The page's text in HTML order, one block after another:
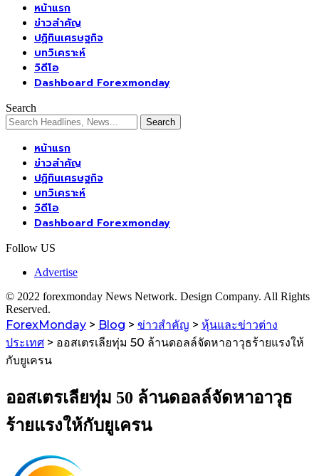
หน้าแรก
ข่าวสำคัญ
ปฏิทินเศรษฐกิจ
บทวิเคราะห์
วิดีโอ
Dashboard Forexmonday
Search
หน้าแรก
ข่าวสำคัญ
ปฏิทินเศรษฐกิจ
บทวิเคราะห์
วิดีโอ
Dashboard Forexmonday
Follow US
Advertise
© 2022 forexmonday News Network. Design Company. All Rights
Reserved.
ForexMonday > Blog > ข่าวสำคัญ > หุ้นและข่าวต่าง
ประเทศ > ออสเตรเลียทุ่ม 50 ล้านดอลล์จัดหาอาวุธร้ายแรงให้
กับยูเครน
ออสเตรเลียทุ่ม 50 ล้านดอลล์จัดหาอาวุธ
ร้ายแรงให้กับยูเครน